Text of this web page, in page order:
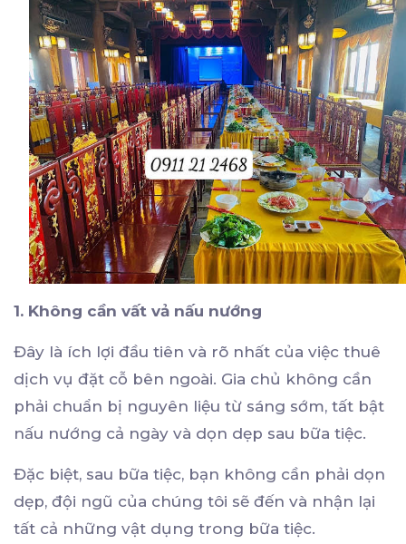
1. Không cần vất vả nấu nướng
Đây là ích lợi đầu tiên và rõ nhất của việc thuê
dịch vụ đặt cỗ bên ngoài. Gia chủ không cần
phải chuẩn bị nguyên liệu từ sáng sớm, tất bật
nấu nướng cả ngày và dọn dẹp sau bữa tiệc.
Đặc biệt, sau bữa tiệc, bạn không cần phải dọn
dẹp, đội ngũ của chúng tôi sẽ đến và nhận lại
tất cả những vật dụng trong bữa tiệc.